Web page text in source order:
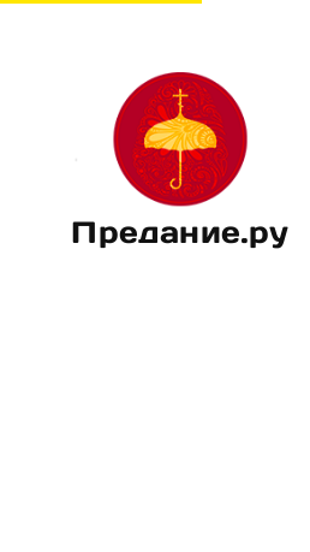
Предание.ру